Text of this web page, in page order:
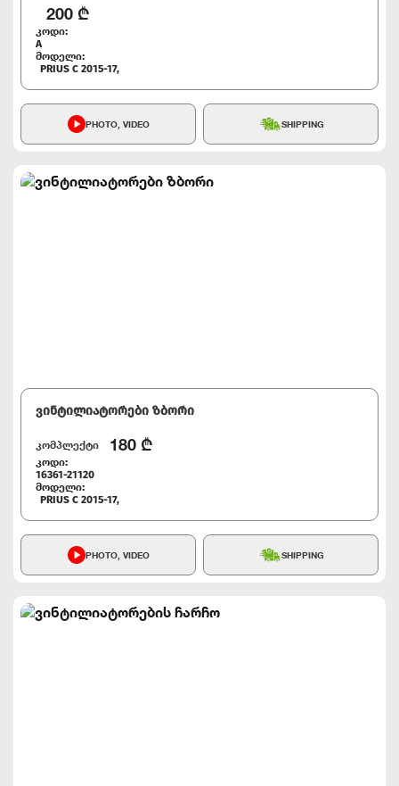
200 ₾
კოდი:
A
მოდელი:
PRIUS C 2015-17,
PHOTO, VIDEO SHIPPING
ვინტილიატორები ზბორი
კომპლექტი 180 ₾
კოდი:
16361-21120
მოდელი:
PRIUS C 2015-17,
PHOTO, VIDEO SHIPPING